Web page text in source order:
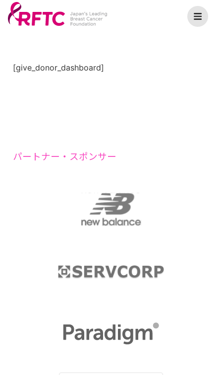
[give_donor_dashboard]
パートナー・スポンサー